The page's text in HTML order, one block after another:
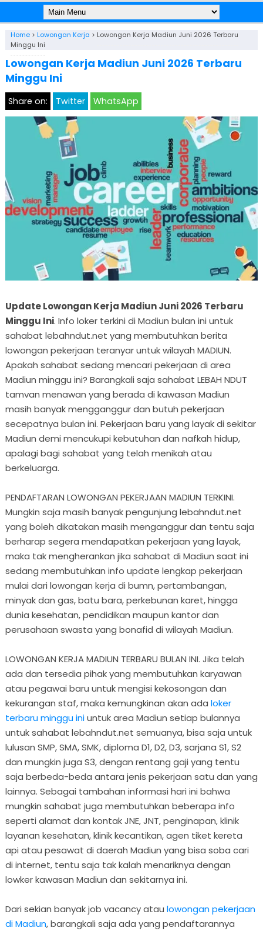
Home> Lowongan Kerja > Lowongan Kerja Madiun Juni 2026 Terbaru
Minggu Ini
Lowongan Kerja Madiun Juni 2026 Terbaru
Minggu Ini
Share on: Twitter WhatsApp
Update Lowongan Kerja Madiun Juni 2026 Terbaru
Minggu Ini. Info loker terkini di Madiun bulan ini untuk
sahabat lebahndut.net yang membutuhkan berita
lowongan pekerjaan teranyar untuk wilayah MADIUN.
Apakah sahabat sedang mencari pekerjaan di area
Madiun minggu ini? Barangkali saja sahabat LEBAH NDUT
tamvan menawan yang berada di kawasan Madiun
masih banyak mengganggur dan butuh pekerjaan
secepatnya bulan ini. Pekerjaan baru yang layak di sekitar
Madiun demi mencukupi kebutuhan dan nafkah hidup,
apalagi bagi sahabat yang telah menikah atau
berkeluarga.
PENDAFTARAN LOWONGAN PEKERJAAN MADIUN TERKINI.
Mungkin saja masih banyak pengunjung lebahndut.net
yang boleh dikatakan masih menganggur dan tentu saja
berharap segera mendapatkan pekerjaan yang layak,
maka tak mengherankan jika sahabat di Madiun saat ini
sedang membutuhkan info update lengkap pekerjaan
mulai dari lowongan kerja di bumn, pertambangan,
minyak dan gas, batu bara, perkebunan karet, hingga
dunia kesehatan, pendidikan maupun kantor dan
perusahaan swasta yang bonafid di wilayah Madiun.
LOWONGAN KERJA MADIUN TERBARU BULAN INI. Jika telah
ada dan tersedia pihak yang membutuhkan karyawan
atau pegawai baru untuk mengisi kekosongan dan
kekurangan staf, maka kemungkinan akan ada loker
terbaru minggu iniuntuk area Madiun setiap bulannya
untuk sahabat lebahndut.net semuanya, bisa saja untuk
lulusan SMP, SMA, SMK, diploma D1, D2, D3, sarjana S1, S2
dan mungkin juga S3, dengan rentang gaji yang tentu
saja berbeda-beda antara jenis pekerjaan satu dan yang
lainnya. Sebagai tambahan informasi hari ini bahwa
mungkin sahabat juga membutuhkan beberapa info
seperti alamat dan kontak JNE, JNT, penginapan, klinik
layanan kesehatan, klinik kecantikan, agen tiket kereta
api atau pesawat di daerah Madiun yang bisa soba cari
di internet, tentu saja tak kalah menariknya dengan
lowker kawasan Madiun dan sekitarnya ini.
Dari sekian banyak job vacancy atau lowongan pekerjaan
di Madiun, barangkali saja ada yang pendaftarannya